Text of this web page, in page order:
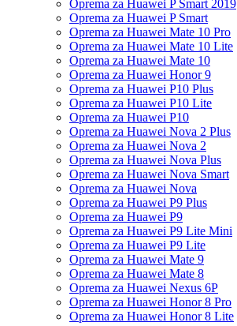
Oprema za Huawei P Smart 2019
Oprema za Huawei P Smart
Oprema za Huawei Mate 10 Pro
Oprema za Huawei Mate 10 Lite
Oprema za Huawei Mate 10
Oprema za Huawei Honor 9
Oprema za Huawei P10 Plus
Oprema za Huawei P10 Lite
Oprema za Huawei P10
Oprema za Huawei Nova 2 Plus
Oprema za Huawei Nova 2
Oprema za Huawei Nova Plus
Oprema za Huawei Nova Smart
Oprema za Huawei Nova
Oprema za Huawei P9 Plus
Oprema za Huawei P9
Oprema za Huawei P9 Lite Mini
Oprema za Huawei P9 Lite
Oprema za Huawei Mate 9
Oprema za Huawei Mate 8
Oprema za Huawei Nexus 6P
Oprema za Huawei Honor 8 Pro
Oprema za Huawei Honor 8 Lite